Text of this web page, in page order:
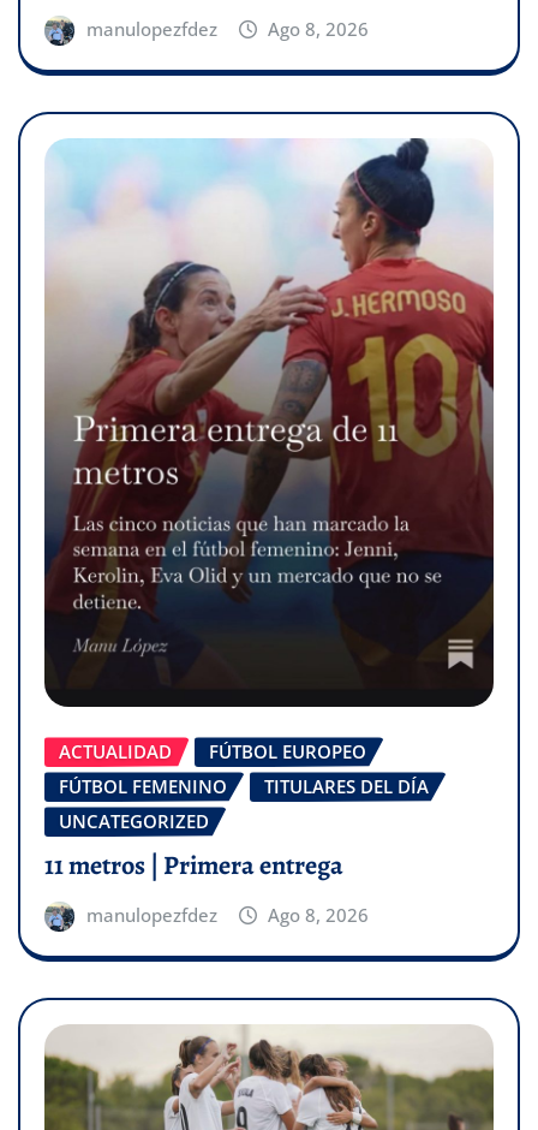
manulopezfdez Ago 8, 2026
ACTUALIDAD
FÚTBOL EUROPEO
FÚTBOL FEMENINO
TITULARES DEL DÍA
UNCATEGORIZED
11 metros | Primera entrega
manulopezfdez Ago 8, 2026